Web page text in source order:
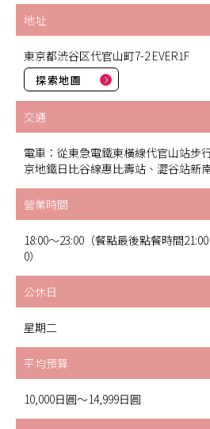
地址
東京都渋谷区代官山町7-2 EVER1F
探索地圖
交通
電車：從東急電鐵東橫線代官山站步
京地鐵日比谷線惠比壽站、澀谷站新
營業時間
18:00～23:00（餐點最後點餐時間
0）
公休日
星期二
平均預算
10,000日圓～14,999日圓